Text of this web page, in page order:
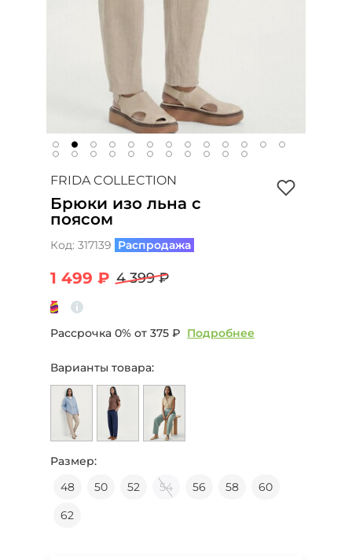
FRIDA COLLECTION
Брюки изо льна с
поясом
Код: 317139 Распродажа
1 499 ₽ 4 399 ₽
Рассрочка 0% от 375 ₽ Подробнее
Варианты товара:
Размер:
48
50 52 54 56 58
60
62